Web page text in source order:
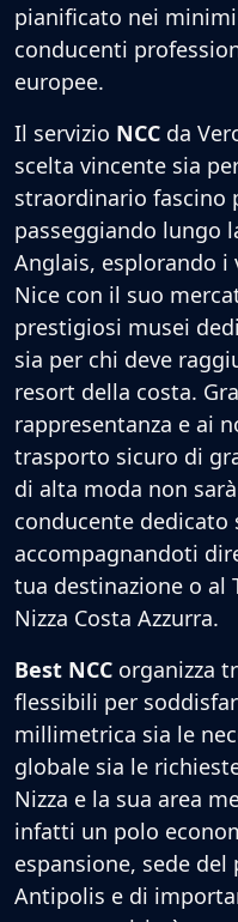
pianificato nei
conducenti
europee.
Il servizio NCC da
scelta vincente sia
straordinario fascino
passeggiando lungo
Anglais, esplorando
Nice con il suo
prestigiosi musei
sia per chi deve
resort della costa.
rappresentanza e ai
trasporto sicuro di
di alta moda non
conducente
accompagnandoti
tua destinazione o al
Nizza Costa Azzurra.
Best NCC organizza
flessibili per
millimetrica sia le
globale sia le
Nizza e la sua area
infatti un polo
espansione, sede
Antipolis e di